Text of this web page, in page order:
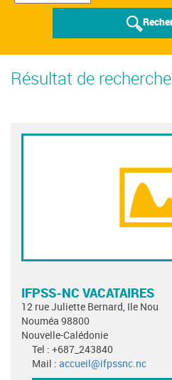
Résultat de recherche
IFPSS-NC VACATAIRES
12 rue Juliette Bernard, Ile Nou
Nouméa 98800
Nouvelle-Calédonie
Tel : +687_243840
Mail : accueil@ifpssnc.nc